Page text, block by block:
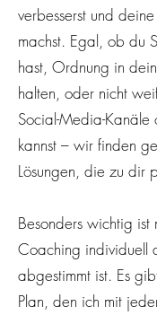
verbesserst und
machst. Egal, ob du
hast, Ordnung in
halten, oder nicht
Social-Media-Kanäle
kannst – wir finden
Lösungen, die zu dir
Besonders wichtig ist
Coaching individuell
abgestimmt ist. Es
Plan, den ich mit